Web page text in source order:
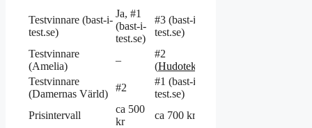
Testvinnare (bast-i-
test.se)
Ja, #1
(bast-i-
test.se)
#3 (bast-i-
test.se)
Testvinnare
(Amelia)
–
#2
(Hudoteket
Testvinnare
(Damernas Värld)
#2
#1 (bast-i-
test.se)
Prisintervall
ca 500
kr
ca 700 kr